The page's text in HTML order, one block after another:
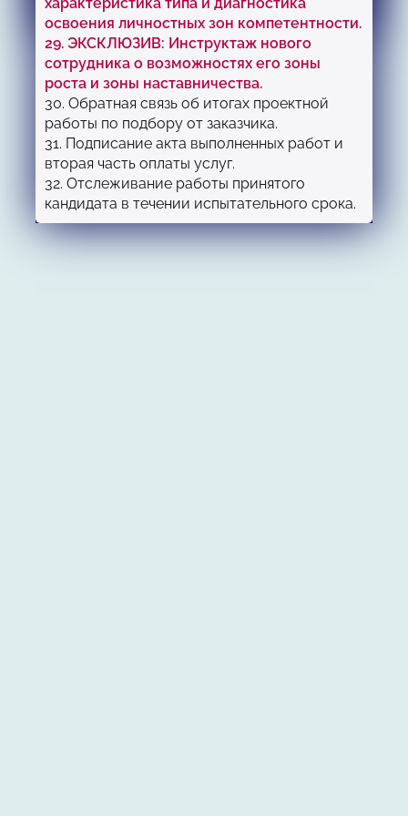
плану на базе технологии Бенчмаркинг.
освоения личностных зон компетентности.
29. ЭКСКЛЮЗИВ: Инструктаж нового
сотрудника о возможностях его зоны
роста и зоны наставничества.
30. Обратная связь об итогах проектной
работы по подбору от заказчика.
31. Подписание акта выполненных работ и
вторая часть оплаты услуг.
32. Отслеживание работы принятого
кандидата в течении испытательного срока.